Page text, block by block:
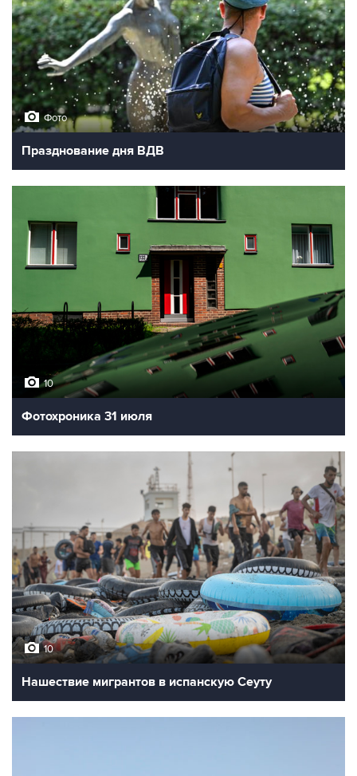
Фото
Празднование дня ВДВ
10
Фотохроника 31 июля
10
Нашествие мигрантов в испанскую Сеуту